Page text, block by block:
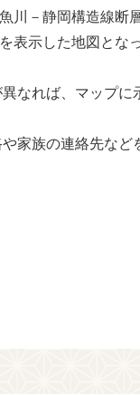
川－静岡構造線断
表示した地図とな
なれば、マップに
家族の連絡先など